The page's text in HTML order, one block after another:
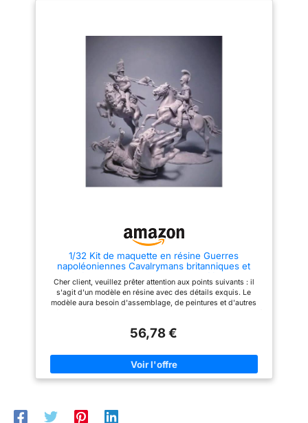
1/32 Kit de maquette en résine Guerres
napoléoniennes Cavalrymans britanniques et
Cher client, veuillez prêter attention aux points suivants : il
s'agit d'un modèle en résine avec des détails exquis. Le
modèle aura besoin d'assemblage, de peintures et d'autres
plastique est parfaitement usinable. Les pièces finies peuvent
L'image du produit est un lien vers le produit fini. Ce produit
est vendu démonté et non peint. Vous devez assembler les
pièces et les colorier vous-même avec les outils. Si la résine
pièces, nous vous recommandons d'utiliser de la colle
56,78 €